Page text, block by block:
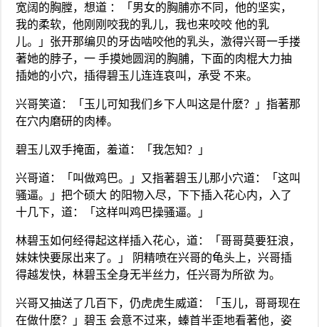
宽阔的胸膛，想道 ：「男女的胸脯亦不同，他的坚实，
我的柔软，他刚刚咬我的乳儿，我也来咬咬 他的乳
儿。」张开那编贝的牙齿啮咬他的乳头，激得兴哥一手搂
著她的脖子，一 手摸她圆润的胸脯，下面的肉棍大力抽
插她的小穴，插得碧玉儿连连哀叫，承受 不来。
兴哥笑道：「玉儿可知我们乡下人叫这是什麽？」指著那
在穴内磨研的肉棒。
碧玉儿双手掩面，羞道：「我怎知？」
兴哥道：「叫做鸡巴。」又指著碧玉儿那小穴道：「这叫
骚逼。」把个硕大 的阳物入尽，下下插入花心内，入了
十几下，道：「这样叫鸡巴操骚逼。」
林碧玉如何经得起这样插入花心，道：「哥哥莫要狂浪，
妹妹快要尿出来了。」 阴精喷在兴哥的龟头上，兴哥插
得越发快，林碧玉全身无半丝力，任兴哥为所欲 为。
兴哥又抽送了几百下，仍虎虎生威道：「玉儿，哥哥现在
在做什麽？」碧玉 会意不过来，螓首半歪地看著他，姿